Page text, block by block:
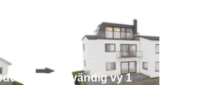
1042 - Utvändig vy 1